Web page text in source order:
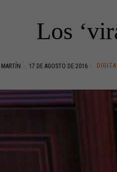
Los
17 DE AGOSTO DE 2016